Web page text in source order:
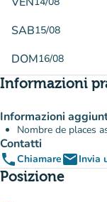
SAB15/08
DOM16/08
Informazioni
Informazioni
Nombre de places
Contatti
phoneChiamareemailInvia
Posizione